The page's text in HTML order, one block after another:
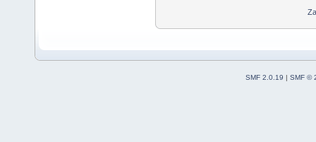
SMF 2.0.19 | SMF ©